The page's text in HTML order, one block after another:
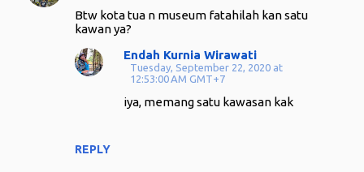
Btw kota tua n museum fatahilah kan satu
kawan ya?
REPLY
Endah Kurnia Wirawati
Tuesday, September 22, 2020 at
12:53:00 AM GMT+7
iya, memang satu kawasan kak